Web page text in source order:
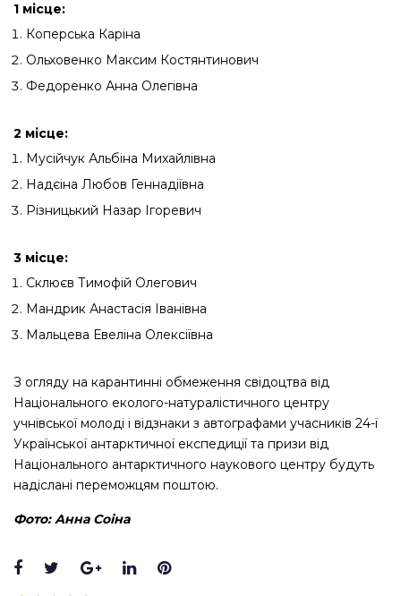
1 місце:
Коперська Каріна
Ольховенко Максим Костянтинович
Федоренко Анна Олегівна
2 місце:
Мусійчук Альбіна Михайлівна
Надєіна Любов Геннадіївна
Різницький Назар Ігоревич
3 місце:
Склюєв Тимофій Олегович
Мандрик Анастасія Іванівна
Мальцева Евеліна Олексіївна
З огляду на карантинні обмеження свідоцтва від
Національного еколого-натуралістичного центру
учнівської молоді і відзнаки з автографами учасників 24-ї
Української антарктичної експедиції та призи від
Національного антарктичного наукового центру будуть
надіслані переможцям поштою.
Фото: Анна Соіна
Facebook
TwitterGoogle+
LinkedInPinterest